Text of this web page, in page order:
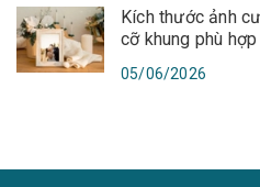
Kích thước ảnh
cỡ khung phù hợp
05/06/2026